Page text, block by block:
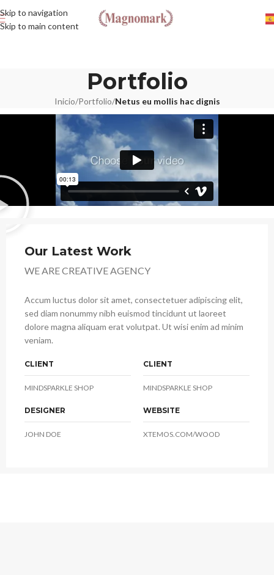
Skip to navigation
Skip to main content
Portfolio
Inicio/Portfolio/Netus eu mollis hac dignis
Our Latest Work
WE ARE CREATIVE AGENCY
Accum luctus dolor sit amet, consectetuer adipiscing elit,
sed diam nonummy nibh euismod tincidunt ut laoreet
dolore magna aliquam erat volutpat. Ut wisi enim ad minim
veniam.
CLIENT
MINDSPARKLE SHOP
CLIENT
MINDSPARKLE SHOP
DESIGNER
JOHN DOE
WEBSITE
XTEMOS.COM/WOOD